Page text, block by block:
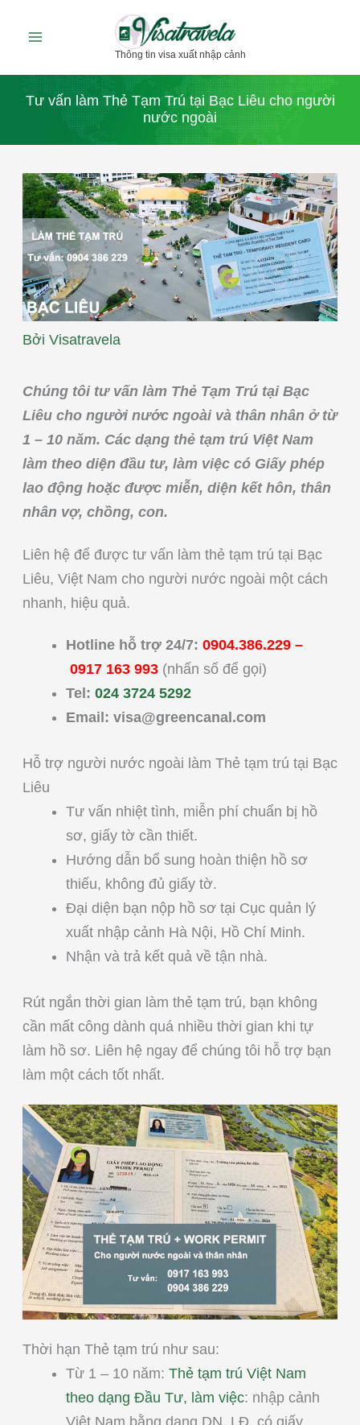
dung
Thông tin visa xuất nhập cảnh
Tư vấn làm Thẻ Tạm Trú tại Bạc Liêu cho người
nước ngoài
Bởi Visatravela
Chúng tôi tư vấn làm Thẻ Tạm Trú tại Bạc
Liêu cho người nước ngoài và thân nhân ở từ
1 – 10 năm. Các dạng thẻ tạm trú Việt Nam
làm theo diện đầu tư, làm việc có Giấy phép
lao động hoặc được miễn, diện kết hôn, thân
nhân vợ, chồng, con.
Liên hệ để được tư vấn làm thẻ tạm trú tại Bạc
Liêu, Việt Nam cho người nước ngoài một cách
nhanh, hiệu quả.
Hotline hỗ trợ 24/7: 0904.386.229 –
0917 163 993 (nhấn số để gọi)
Tel: 024 3724 5292
Email: visa@greencanal.com
Hỗ trợ người nước ngoài làm Thẻ tạm trú tại Bạc
Liêu
Tư vấn nhiệt tình, miễn phí chuẩn bị hồ
sơ, giấy tờ cần thiết.
Hướng dẫn bổ sung hoàn thiện hồ sơ
thiếu, không đủ giấy tờ.
Đại diện bạn nộp hồ sơ tại Cục quản lý
xuất nhập cảnh Hà Nội, Hồ Chí Minh.
Nhận và trả kết quả về tận nhà.
Rút ngắn thời gian làm thẻ tạm trú, bạn không
cần mất công dành quá nhiều thời gian khi tự
làm hồ sơ. Liên hệ ngay để chúng tôi hỗ trợ bạn
làm một cách tốt nhất.
Thời hạn Thẻ tạm trú như sau:
Từ 1 – 10 năm: Thẻ tạm trú Việt Nam
theo dạng Đầu Tư, làm việc: nhập cảnh
Việt Nam bằng dạng DN, LĐ, có giấy